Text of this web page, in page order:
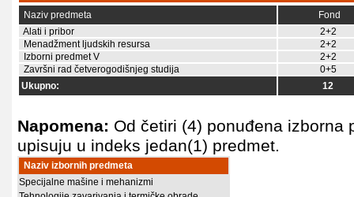
Naziv predmeta
Fond
Alati i pribor
2+2
Menadžment ljudskih resursa
2+2
Izborni predmet V
2+2
Završni rad četverogodišnjeg studija
0+5
Ukupno:
12
Napomena: Od četiri (4) ponuđena izborna
upisuju u indeks jedan(1) predmet.
Naziv izbornih predmeta
Specijalne mašine i mehanizmi